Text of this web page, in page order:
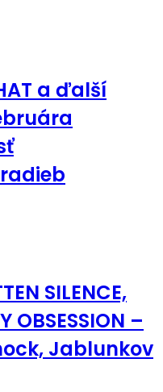
a ďalší
SILENCE,
OBSESSION –
Jablunkov